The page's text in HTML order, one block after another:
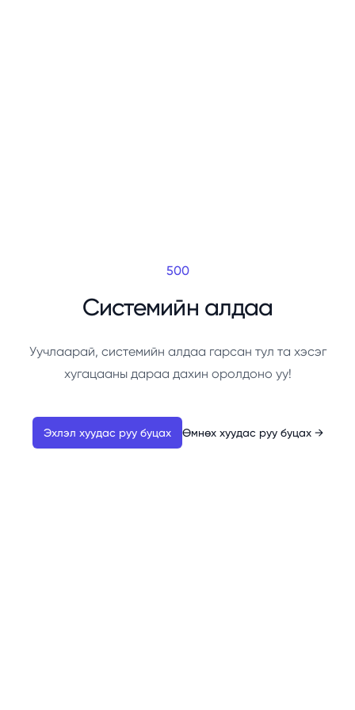
500
Системийн алдаа
Уучлаарай, системийн алдаа гарсан тул та хэсэг
хугацааны дараа дахин оролдоно уу!
Эхлэл хуудас руу буцах Өмнөх хуудас руу буцах →